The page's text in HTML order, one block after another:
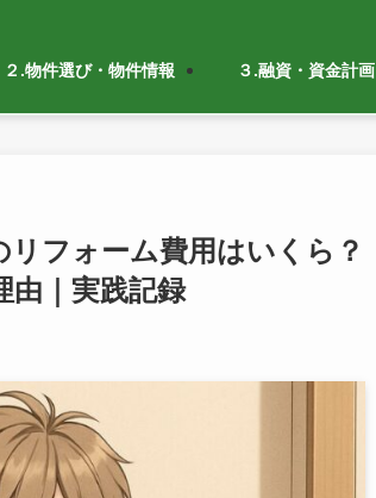
２.物件選び・物件情報 ３.融資・資金計画
リフォーム費用はいくら？
由｜実践記録